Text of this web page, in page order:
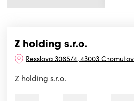
Z holding s.r.o.
Resslova 3065/4, 43003 Chomutov
Z holding s.r.o.